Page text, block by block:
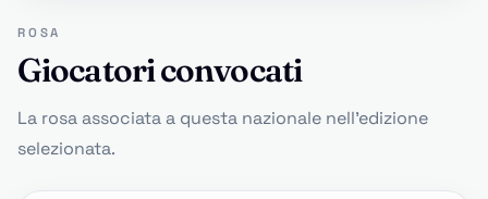
ROSA
Giocatori convocati
La rosa associata a questa nazionale nell'edizione
selezionata.